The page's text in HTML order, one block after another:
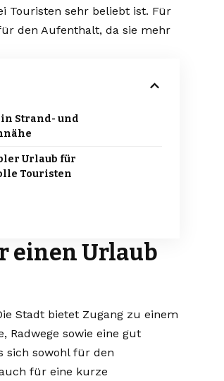
Touristen sehr beliebt ist. Für
den Aufenthalt, da sie mehr
Strand- und
Urlaub für
Touristen
einen Urlaub
Stadt bietet Zugang zu einem
Radwege sowie eine gut
sich sowohl für den
für eine kurze